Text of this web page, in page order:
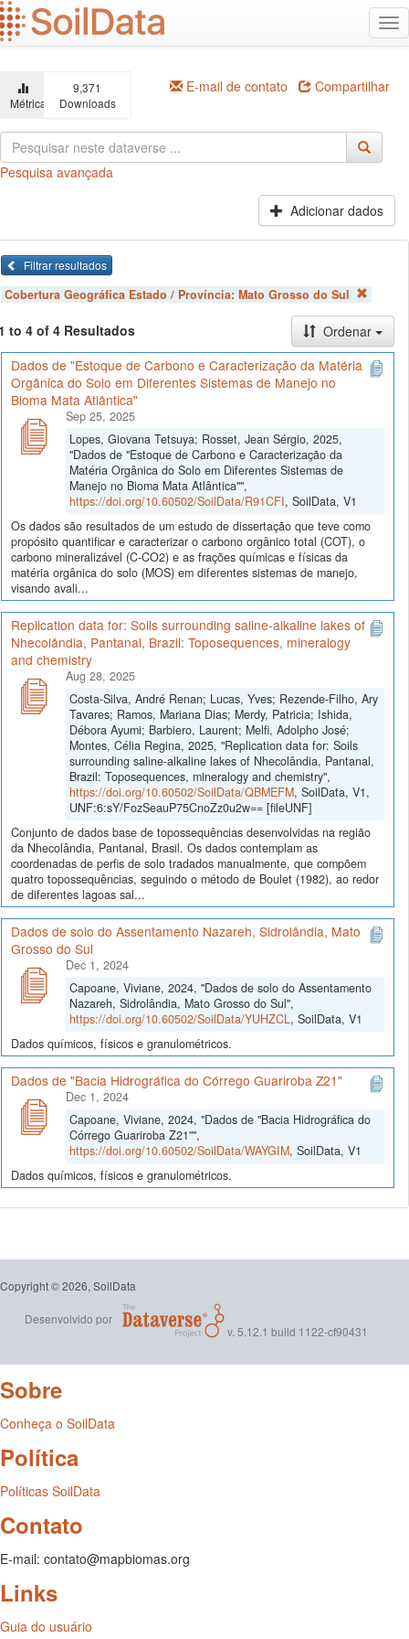
Ir
para
o
principal
Métricas
9,371
Downloads
E-mail de contato Compartilhar
Pesquisa avançada
Adicionar dados
Filtrar resultados
Cobertura Geográfica Estado / Província: Mato Grosso do Sul
to 4 of 4 Resultados
Ordenar
Dados de "Estoque de Carbono e Caracterização da Matéria
Orgânica do Solo em Diferentes Sistemas de Manejo no
Bioma Mata Atlântica"
Sep 25, 2025
Lopes, Giovana Tetsuya; Rosset, Jean Sérgio, 2025,
"Dados de "Estoque de Carbono e Caracterização da
Matéria Orgânica do Solo em Diferentes Sistemas de
Manejo no Bioma Mata Atlântica"",
https://doi.org/10.60502/SoilData/R91CFI, SoilData, V1
Os dados são resultados de um estudo de dissertação que teve como
propósito quantificar e caracterizar o carbono orgânico total (COT), o
carbono mineralizável (C-CO2) e as frações químicas e físicas da
matéria orgânica do solo (MOS) em diferentes sistemas de manejo,
visando avali...
Replication data for: Soils surrounding saline-alkaline lakes of
Nhecolândia, Pantanal, Brazil: Toposequences, mineralogy
and chemistry
Aug 28, 2025
Costa-Silva, André Renan; Lucas, Yves; Rezende-Filho, Ary
Tavares; Ramos, Mariana Dias; Merdy, Patricia; Ishida,
Débora Ayumi; Barbiero, Laurent; Melfi, Adolpho José;
Montes, Célia Regina, 2025, "Replication data for: Soils
surrounding saline-alkaline lakes of Nhecolândia, Pantanal,
Brazil: Toposequences, mineralogy and chemistry",
https://doi.org/10.60502/SoilData/QBMEFM, SoilData, V1,
UNF:6:sY/FozSeauP75CnoZz0u2w== [fileUNF]
Conjunto de dados base de topossequências desenvolvidas na região
da Nhecolândia, Pantanal, Brasil. Os dados contemplam as
coordenadas de perfis de solo tradados manualmente, que compõem
quatro topossequências, seguindo o método de Boulet (1982), ao redor
de diferentes lagoas sal...
Dados de solo do Assentamento Nazareh, Sidrolândia, Mato
Grosso do Sul
Dec 1, 2024
Capoane, Viviane, 2024, "Dados de solo do Assentamento
Nazareh, Sidrolândia, Mato Grosso do Sul",
https://doi.org/10.60502/SoilData/YUHZCL, SoilData, V1
Dados químicos, físicos e granulométricos.
Dados de "Bacia Hidrográfica do Córrego Guariroba Z21"
Dec 1, 2024
Capoane, Viviane, 2024, "Dados de "Bacia Hidrográfica do
Córrego Guariroba Z21"",
https://doi.org/10.60502/SoilData/WAYGIM, SoilData, V1
Dados químicos, físicos e granulométricos.
Copyright © 2026, SoilData
Desenvolvido por
v. 5.12.1 build 1122-cf90431
Sobre
Conheça o SoilData
Política
Políticas SoilData
Contato
E-mail: contato@mapbiomas.org
Links
Guia do usuário